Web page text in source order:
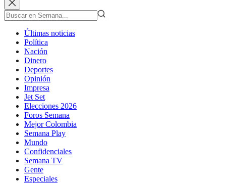
Últimas noticias
Política
Nación
Dinero
Deportes
Opinión
Impresa
Jet Set
Elecciones 2026
Foros Semana
Mejor Colombia
Semana Play
Mundo
Confidenciales
Semana TV
Gente
Especiales